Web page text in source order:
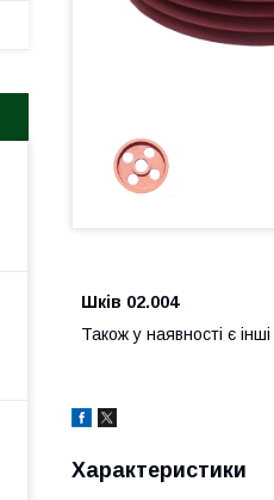
Шків 02.004
Також у наявності є інші
Характеристики